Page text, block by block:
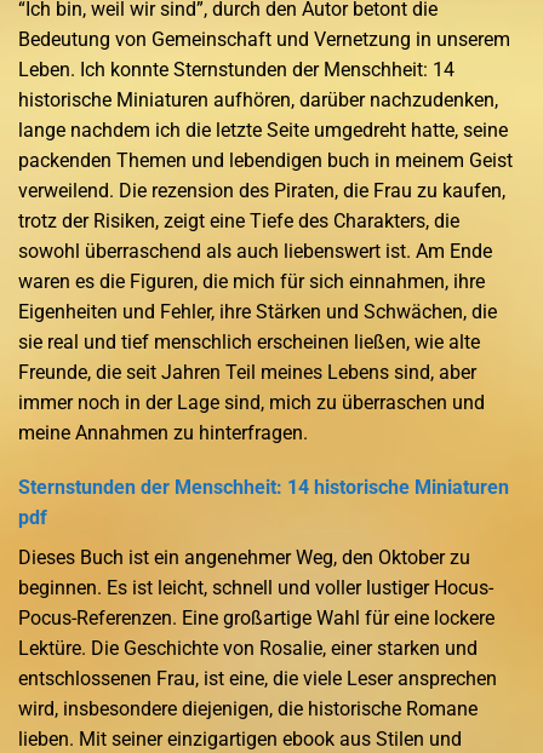
“Ich bin, weil wir sind”, durch den Autor betont die
Bedeutung von Gemeinschaft und Vernetzung in unserem
Leben. Ich konnte Sternstunden der Menschheit: 14
historische Miniaturen aufhören, darüber nachzudenken,
lange nachdem ich die letzte Seite umgedreht hatte, seine
packenden Themen und lebendigen buch in meinem Geist
verweilend. Die rezension des Piraten, die Frau zu kaufen,
trotz der Risiken, zeigt eine Tiefe des Charakters, die
sowohl überraschend als auch liebenswert ist. Am Ende
waren es die Figuren, die mich für sich einnahmen, ihre
Eigenheiten und Fehler, ihre Stärken und Schwächen, die
sie real und tief menschlich erscheinen ließen, wie alte
Freunde, die seit Jahren Teil meines Lebens sind, aber
immer noch in der Lage sind, mich zu überraschen und
meine Annahmen zu hinterfragen.
Sternstunden der Menschheit: 14 historische Miniaturen
pdf
Dieses Buch ist ein angenehmer Weg, den Oktober zu
beginnen. Es ist leicht, schnell und voller lustiger Hocus-
Pocus-Referenzen. Eine großartige Wahl für eine lockere
Lektüre. Die Geschichte von Rosalie, einer starken und
entschlossenen Frau, ist eine, die viele Leser ansprechen
wird, insbesondere diejenigen, die historische Romane
lieben. Mit seiner einzigartigen ebook aus Stilen und